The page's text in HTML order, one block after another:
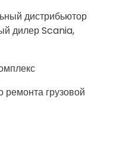
дистрибьютор
дилер Scania,
ремонта грузовой